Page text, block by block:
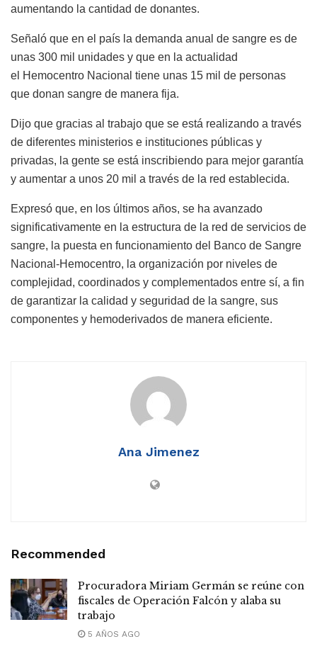
aumentando la cantidad de donantes.
Señaló que en el país la demanda anual de sangre es de
unas 300 mil unidades y que en la actualidad
el Hemocentro Nacional tiene unas 15 mil de personas
que donan sangre de manera fija.
Dijo que gracias al trabajo que se está realizando a través
de diferentes ministerios e instituciones públicas y
privadas, la gente se está inscribiendo para mejor garantía
y aumentar a unos 20 mil a través de la red establecida.
Expresó que, en los últimos años, se ha avanzado
significativamente en la estructura de la red de servicios de
sangre, la puesta en funcionamiento del Banco de Sangre
Nacional-Hemocentro, la organización por niveles de
complejidad, coordinados y complementados entre sí, a fin
de garantizar la calidad y seguridad de la sangre, sus
componentes y hemoderivados de manera eficiente.
Ana Jimenez
Recommended
Procuradora Miriam Germán se reúne con
fiscales de Operación Falcón y alaba su
trabajo
5 AÑOS AGO